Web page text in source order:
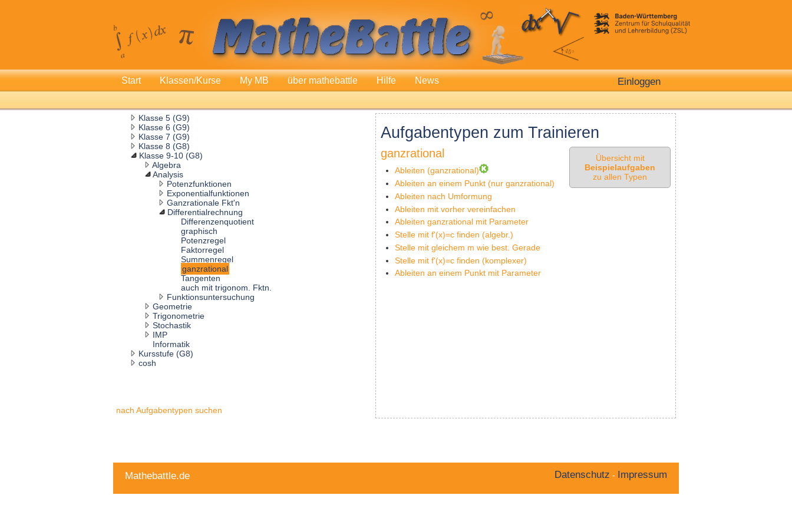
Start Klassen/Kurse My MB über mathebattle Hilfe News Einloggen
Klasse 5 (G9)
Klasse 6 (G9)
Klasse 7 (G9)
Klasse 8 (G8)
Klasse 9-10 (G8)
Algebra
Analysis
Potenzfunktionen
Exponentialfunktionen
Ganzrationale Fkt'n
Differentialrechnung
Differenzenquotient
graphisch
Potenzregel
Faktorregel
Summenregel
ganzrational
Tangenten
auch mit trigonom. Fktn.
Funktionsuntersuchung
Geometrie
Trigonometrie
Stochastik
IMP
Informatik
Kursstufe (G8)
cosh
nach Aufgabentypen suchen
Aufgabentypen zum Trainieren
Übersicht mit
Beispielaufgaben
zu allen Typen
ganzrational
Ableiten (ganzrational)
Ableiten an einem Punkt (nur ganzrational)
Ableiten nach Umformung
Ableiten mit vorher vereinfachen
Ableiten ganzrational mit Parameter
Stelle mit f'(x)=c finden (algebr.)
Stelle mit gleichem m wie best. Gerade
Stelle mit f'(x)=c finden (komplexer)
Ableiten an einem Punkt mit Parameter
Datenschutz - Impressum
Mathebattle.de